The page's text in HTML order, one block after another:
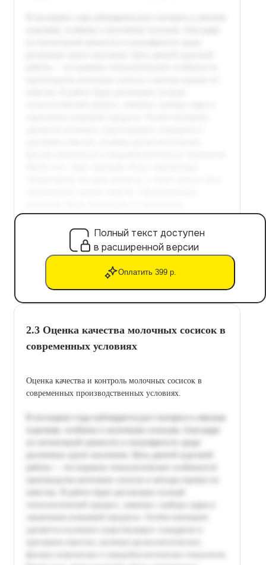
Полный текст доступен
в расширенной версии
Оплатить 399 р.
2.3 Оценка качества молочных сосисок в
современных условиях
Оценка качества и контроль молочных сосисок в
современных производственных условиях.